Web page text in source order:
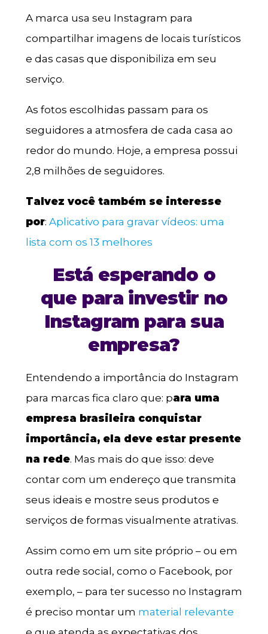
A marca usa seu Instagram para
compartilhar imagens de locais turísticos
e das casas que disponibiliza em seu
serviço.
As fotos escolhidas passam para os
seguidores a atmosfera de cada casa ao
redor do mundo. Hoje, a empresa possui
2,8 milhões de seguidores.
Talvez você também se interesse
por: Aplicativo para gravar vídeos: uma
lista com os 13 melhores
Está esperando o
que para investir no
Instagram para sua
empresa?
Entendendo a importância do Instagram
para marcas fica claro que: para uma
empresa brasileira conquistar
importância, ela deve estar presente
na rede. Mas mais do que isso: deve
contar com um endereço que transmita
seus ideais e mostre seus produtos e
serviços de formas visualmente atrativas.
Assim como em um site próprio – ou em
outra rede social, como o Facebook, por
exemplo, – para ter sucesso no Instagram
é preciso montar um material relevante